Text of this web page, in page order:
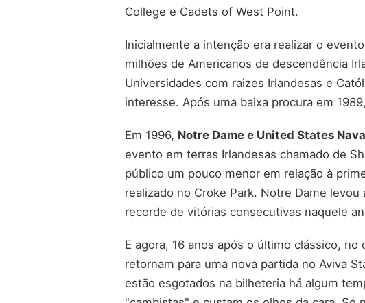
College e Cadets of West Point.
Inicialmente a intenção era realizar o
milhões de Americanos de descendência
Universidades com raizes Irlandesas e
interesse. Após uma baixa procura em
Em 1996, Notre Dame e United States
evento em terras Irlandesas chamado de
público um pouco menor em relação à
realizado no Croke Park. Notre Dame
recorde de vitórias consecutivas naquele
E agora, 16 anos após o último clássico, no
retornam para uma nova partida no Aviva
estão esgotados na bilheteria há algum